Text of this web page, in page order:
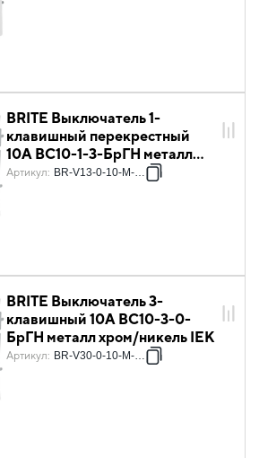
BRITE Выключатель 1-
клавишный перекрестный
10А ВС10-1-3-БрГН металл
хром/никель IEK
Артикул: BR-V13-0-10-M-K23
BRITE Выключатель 3-
клавишный 10А ВС10-3-0-
БрГН металл хром/никель IEK
Артикул: BR-V30-0-10-M-K23